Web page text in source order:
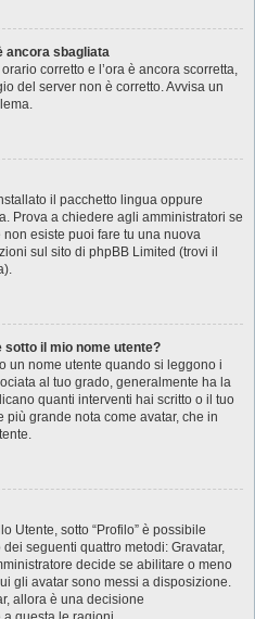
ancora sbagliata
corretto e l’ora è ancora scorretta,
del server non è corretto. Avvisa un
il pacchetto lingua oppure
Prova a chiedere agli amministratori se
esiste puoi fare tu una nuova
sul sito di phpBB Limited (trovi il
sotto il mio nome utente?
un nome utente quando si leggono i
al tuo grado, generalmente ha la
quanti interventi hai scritto o il tuo
più grande nota come avatar, che in
Utente, sotto “Profilo” è possibile
seguenti quattro metodi: Gravatar,
decide se abilitare o meno
gli avatar sono messi a disposizione.
allora è una decisione